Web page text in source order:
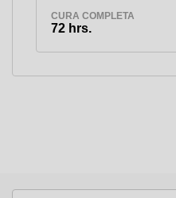
CURA COMPLETA
72 hrs.